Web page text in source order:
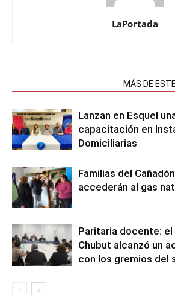
LaPortada
MÁS DE
Lanzan en Esquel
capacitación en
Domiciliarias
Familias del
accederán al gas
Paritaria docente: el
Chubut alcanzó un
con los gremios del